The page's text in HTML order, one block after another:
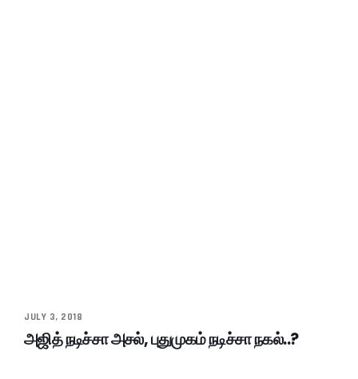
JULY 3, 2018
அஜித் நடிச்சா அசல், புதுமுகம் நடிச்சா நகல்..?